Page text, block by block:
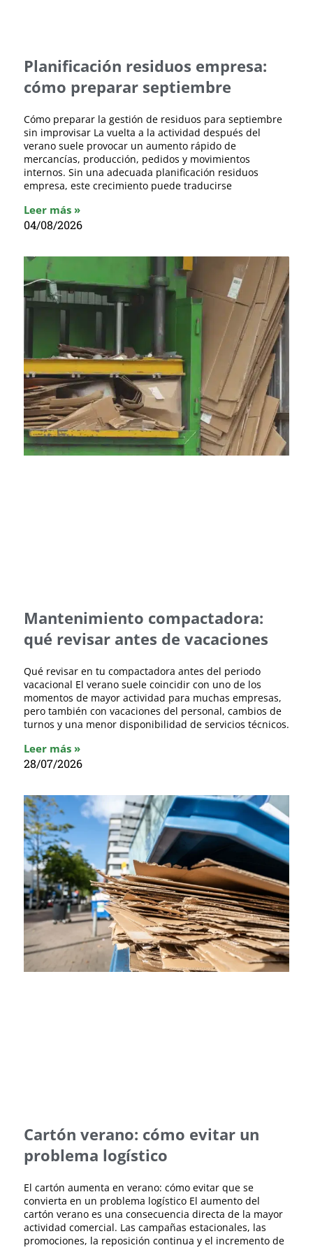
Planificación residuos empresa:
cómo preparar septiembre
Cómo preparar la gestión de residuos para septiembre
sin improvisar La vuelta a la actividad después del
verano suele provocar un aumento rápido de
mercancías, producción, pedidos y movimientos
internos. Sin una adecuada planificación residuos
empresa, este crecimiento puede traducirse
Leer más »
04/08/2026
Mantenimiento compactadora:
qué revisar antes de vacaciones
Qué revisar en tu compactadora antes del periodo
vacacional El verano suele coincidir con uno de los
momentos de mayor actividad para muchas empresas,
pero también con vacaciones del personal, cambios de
turnos y una menor disponibilidad de servicios técnicos.
Leer más »
28/07/2026
Cartón verano: cómo evitar un
problema logístico
El cartón aumenta en verano: cómo evitar que se
convierta en un problema logístico El aumento del
cartón verano es una consecuencia directa de la mayor
actividad comercial. Las campañas estacionales, las
promociones, la reposición continua y el incremento de